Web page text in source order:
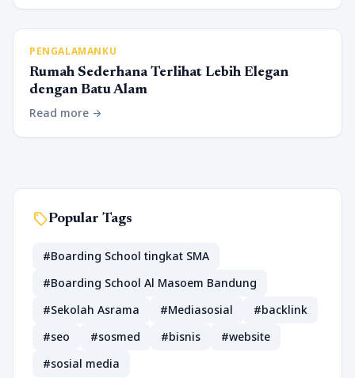
PENGALAMANKU
Rumah Sederhana Terlihat Lebih Elegan
dengan Batu Alam
Read more arrow_forward
sellPopular Tags
#Boarding School tingkat SMA
#Boarding School Al Masoem Bandung
#Sekolah Asrama
#Mediasosial
#backlink
#seo
#sosmed #bisnis
#website
#sosial media